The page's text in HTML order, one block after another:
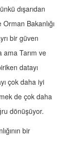
dışarıdan
Orman Bakanlığı
bir güven
ama Tarım ve
datayı
çok daha iyi
de çok daha
dönüşüyor.
bir